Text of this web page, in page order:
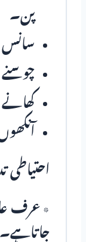
پن۔
سانس
احتیاطی
٭عرف
جاتاہے۔